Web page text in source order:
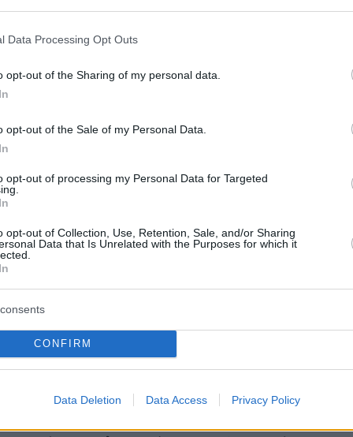
Data Processing Opt Outs
opt-out of the Sharing of my personal data.
opt-out of the Sale of my Personal Data.
opt-out of processing my Personal Data for Targeted
opt-out of Collection, Use, Retention, Sale, and/or Sharing
Data that Is Unrelated with the Purposes for which it
CONFIRM
Data Deletion Data Access Privacy Policy
«Ermitaz Hall», ρεύμα κυκλοφορίας
Φυλής , στο ύψος του καταστήματος το
ρεύμα κυκλοφορίας προς
Διονύσου
το ύψος του Πάρκου Ανατολής και στα δύο
414» έως «θέση Άγιος Πέτρος».
– Θηβών
Κατεχάκηπρος Καλοπούλα, από ύψος
Καισαριανής (από σταθμό της Τάξης).
από Καπανδρίτι προς Βαρνάβα.